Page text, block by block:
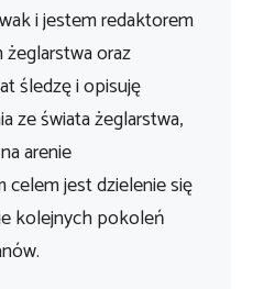
i jestem redaktorem
oraz
śledzę i opisuję
ze świata żeglarstwa,
arenie
celem jest dzielenie się
kolejnych pokoleń